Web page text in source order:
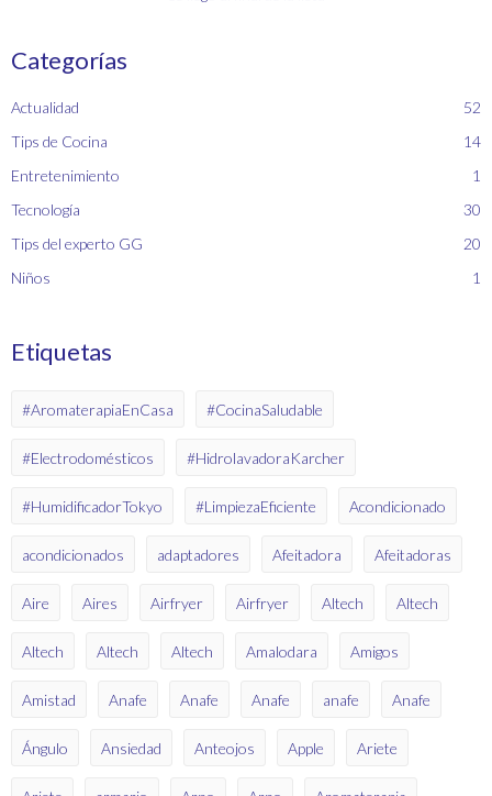
Categorías
Actualidad
52
Tips de Cocina
14
Entretenimiento
1
Tecnología
30
Tips del experto GG
20
Niños
1
Etiquetas
#AromaterapiaEnCasa #CocinaSaludable
#Electrodomésticos #HidrolavadoraKarcher
#HumidificadorTokyo #LimpiezaEficiente Acondicionado
acondicionados adaptadores Afeitadora Afeitadoras
Aire Aires Airfryer Airfryer Altech Altech
Altech Altech Altech Amalodara Amigos
Amistad Anafe Anafe Anafe anafe Anafe
Ángulo Ansiedad Anteojos Apple Ariete